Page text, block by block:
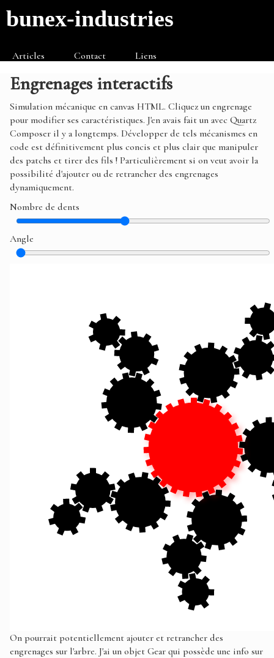
bunex-industries
Articles Contact Liens
Engrenages interactifs
Simulation mécanique en canvas HTML. Cliquez un engrenage
pour modifier ses caractéristiques. J'en avais fait un avec Quartz
Composer il y a longtemps. Développer de tels mécanismes en
code est définitivement plus concis et plus clair que manipuler
des patchs et tirer des fils ! Particulièrement si on veut avoir la
possibilité d'ajouter ou de retrancher des engrenages
dynamiquement.
Nombre de dents
Angle
On pourrait potentiellement ajouter et retrancher des
engrenages sur l'arbre. J'ai un objet Gear qui possède une info sur